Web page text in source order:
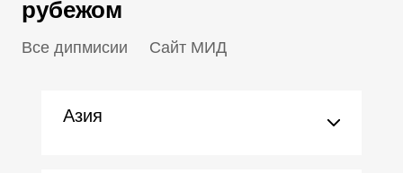
рубежом
Все дипмисии Сайт МИД
Азия